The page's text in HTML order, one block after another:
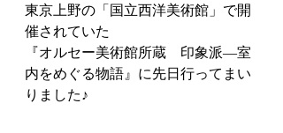
東京上野の「国立西洋美術館」で開
催されていた
『オルセー美術館所蔵　印象派―室
内をめぐる物語』に先日行ってまい
りました♪